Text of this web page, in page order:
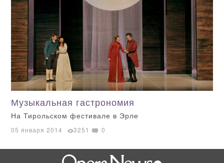
Музыкальная гастрономия
На Тирольском фестивале в Эрле
05 января 2014 3251 0